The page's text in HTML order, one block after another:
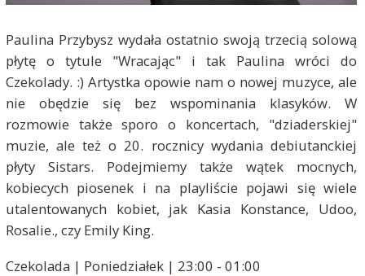
Paulina Przybysz wydała ostatnio swoją trzecią solową
płytę o tytule "Wracając" i tak Paulina wróci do
Czekolady. :) Artystka opowie nam o nowej muzyce, ale
nie obędzie się bez wspominania klasyków. W
rozmowie także sporo o koncertach, "dziaderskiej"
muzie, ale też o 20. rocznicy wydania debiutanckiej
płyty Sistars. Podejmiemy także wątek mocnych,
kobiecych piosenek i na playliście pojawi się wiele
utalentowanych kobiet, jak Kasia Konstance, Udoo,
Rosalie., czy Emily King.
Czekolada | Poniedziałek | 23:00 - 01:00